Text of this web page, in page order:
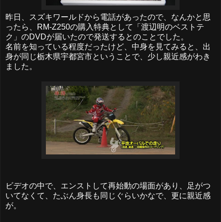
昨日、スズキワールドから電話があったので、なんかと思
ったら、RM-Z250の購入特典として「渡辺明のベストテ
ク」のDVDが届いたので発送するとのことでした。
名前を知っている程度だったけど、中身を見てみると、出
身が同じ栃木県宇都宮市ということで、少し親近感がわき
ました。
ビデオの中で、エンストして再始動の場面があり、足がつ
いてなくて、たぶん身長も同じぐらいかなで、更に親近感
が。